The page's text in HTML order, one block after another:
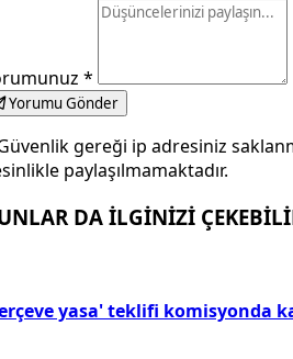
*
Yorumu Gönder
gereği ip adresiniz
paylaşılmamaktadır.
DA İLGİNİZİ
yasa' teklifi komisyonda